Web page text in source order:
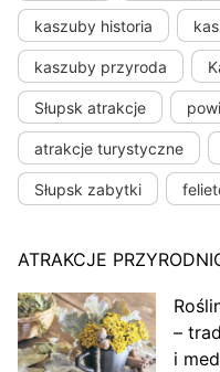
kaszuby historia
kaszuby przyroda
Słupsk atrakcje
atrakcje turystyczne
Słupsk zabytki
ATRAKCJE
–
i